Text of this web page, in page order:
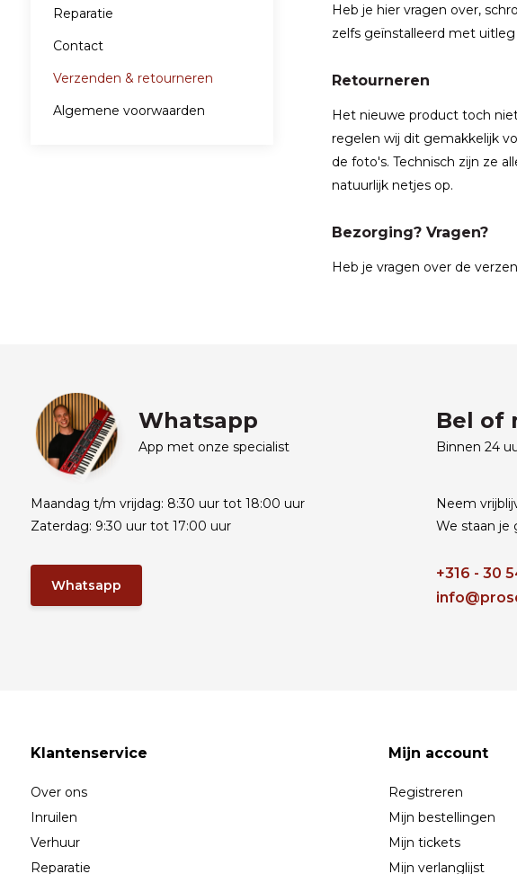
Reparatie
Contact
Verzenden & retourneren
Algemene voorwaarden
Heb je hier vragen over,
zelfs geïnstalleerd met
Retourneren
Het nieuwe product toch
regelen wij dit gemakkelijk
de foto's. Technisch zijn ze
natuurlijk netjes op.
Bezorging? Vragen?
Heb je vragen over de
Whatsapp
App met onze specialist
Maandag t/m vrijdag: 8:30 uur tot 18:00 uur
Zaterdag: 9:30 uur tot 17:00 uur
Whatsapp
Bel of
Binnen 24
Neem
We staan je
+316 - 30
Klantenservice
Over ons
Inruilen
Verhuur
Reparatie
Mijn account
Registreren
Mijn bestellingen
Mijn tickets
Mijn verlanglijst